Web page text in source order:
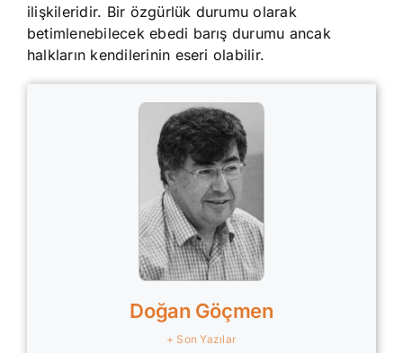
ilişkileridir. Bir özgürlük durumu olarak
betimlenebilecek ebedi barış durumu ancak
halkların kendilerinin eseri olabilir.
Doğan Göçmen
+ Son Yazılar